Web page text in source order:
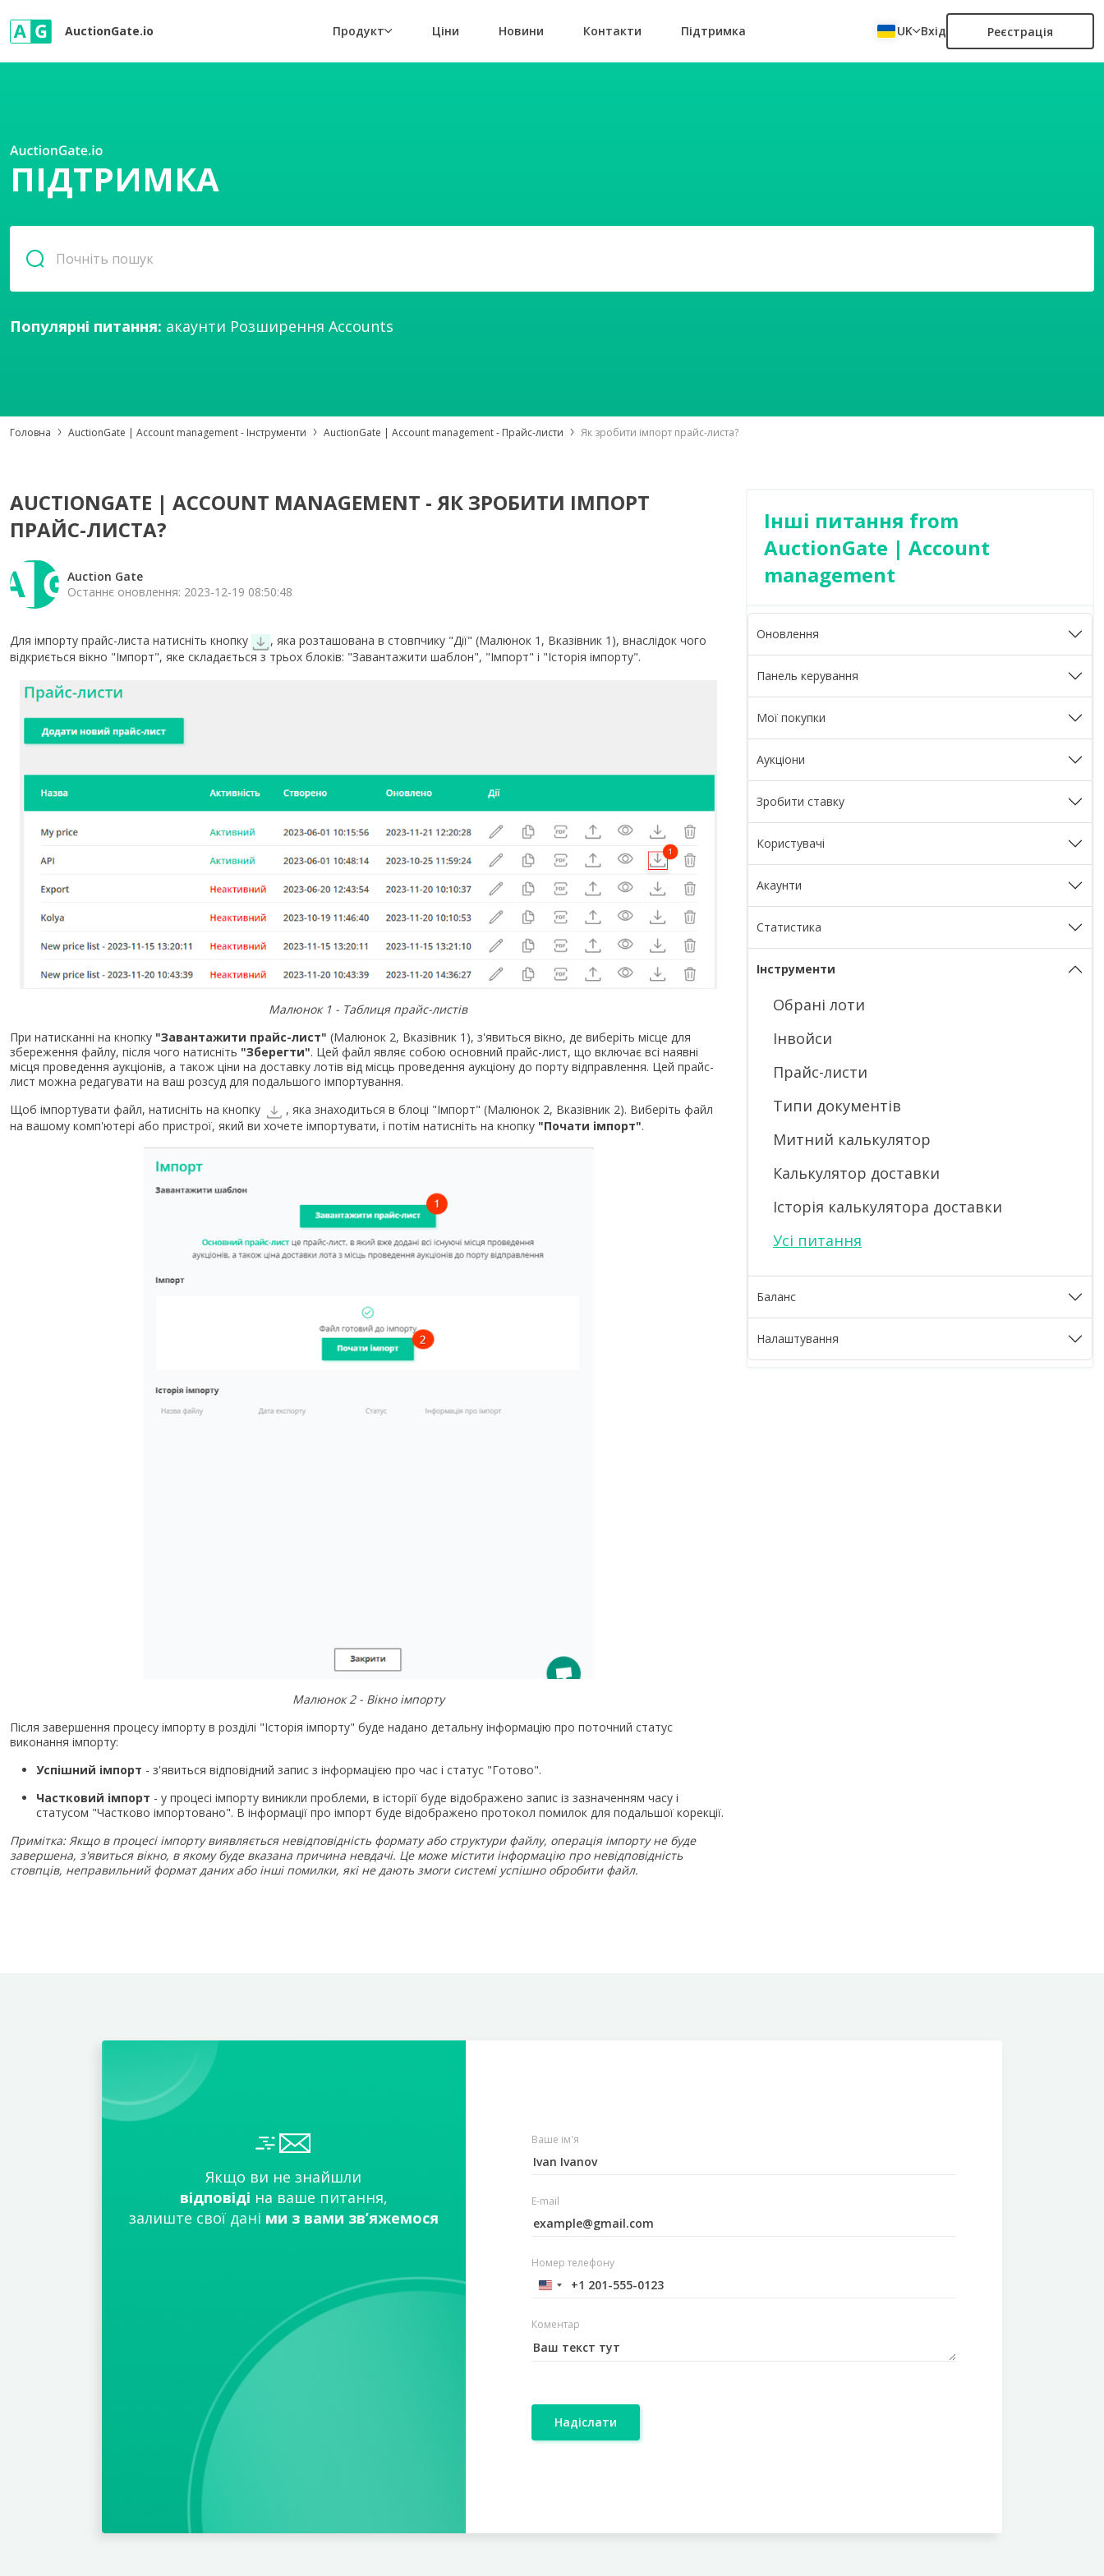
AuctionGate.io Продукт Ціни Новини Контакти Підтримка UK Вхід Реєстрація
ПІДТРИМКА
Популярні питання: акаунти Розширення Accounts
Головна AuctionGate | Account management - Інструменти AuctionGate | Account management - Прайс-листи Як зробити імпорт прайс-листа?
AUCTIONGATE | ACCOUNT MANAGEMENT - ЯК ЗРОБИТИ ІМПОРТ
ПРАЙС-ЛИСТА?
Auction Gate
Останнє оновлення: 2023-12-19 08:50:48
Для імпорту прайс-листа натисніть кнопку
, яка розташована в стовпчику "Дії" (Малюнок 1, Вказівник 1), внаслідок чого
відкриється вікно "Імпорт", яке складається з трьох блоків: "Завантажити шаблон", "Імпорт" і "Історія імпорту".
Малюнок 1 - Таблиця прайс-листів
При натисканні на кнопку "Завантажити прайс-лист" (Малюнок 2, Вказівник 1), з'явиться вікно, де виберіть місце для
збереження файлу, після чого натисніть "Зберегти". Цей файл являє собою основний прайс-лист, що включає всі наявні
місця проведення аукціонів, а також ціни на доставку лотів від місць проведення аукціону до порту відправлення. Цей прайс-
лист можна редагувати на ваш розсуд для подальшого імпортування.
Щоб імпортувати файл, натисніть на кнопку
, яка знаходиться в блоці "Імпорт" (Малюнок 2, Вказівник 2). Виберіть файл
на вашому комп'ютері або пристрої, який ви хочете імпортувати, і потім натисніть на кнопку "Почати імпорт".
Малюнок 2 - Вікно імпорту
Після завершення процесу імпорту в розділі "Історія імпорту" буде надано детальну інформацію про поточний статус
виконання імпорту:
Успішний імпорт - з'явиться відповідний запис з інформацією про час і статус "Готово".
Частковий імпорт - у процесі імпорту виникли проблеми, в історії буде відображено запис із зазначенням часу і
статусом "Частково імпортовано". В інформації про імпорт буде відображено протокол помилок для подальшої корекції.
Примітка: Якщо в процесі імпорту виявляється невідповідність формату або структури файлу, операція імпорту не буде
завершена, з'явиться вікно, в якому буде вказана причина невдачі. Це може містити інформацію про невідповідність
стовпців, неправильний формат даних або інші помилки, які не дають змоги системі успішно обробити файл.
Інші питання from
AuctionGate | Account
management
Оновлення
Панель керування
Мої покупки
Аукціони
Зробити ставку
Користувачі
Акаунти
Статистика
Інструменти
Обрані лоти
Інвойси
Прайс-листи
Типи документів
Митний калькулятор
Калькулятор доставки
Історія калькулятора доставки
Усі питання
Баланс
Налаштування
Якщо ви не знайшли
відповіді на ваше питання,
залиште свої дані ми з вами зв’яжемося
Ваше ім'я
E-mail
Номер телефону
Коментар
Надіслати